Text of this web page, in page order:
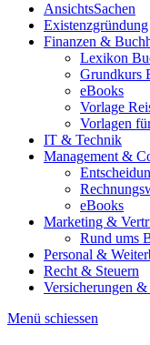
AnsichtsSachen
Existenzgründung
Finanzen &
Lexikon
Grundkurs
eBooks
Vorlage
Vorlagen
IT & Technik
Management &
eBooks
Marketing &
Rund ums
Personal &
Recht & Steuern
Versicherungen
Menü schiessen